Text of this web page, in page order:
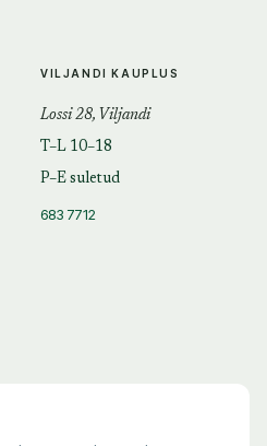
VILJANDI KAUPLUS
Lossi 28, Viljandi
T–L 10–18
P–E suletud
683 7712